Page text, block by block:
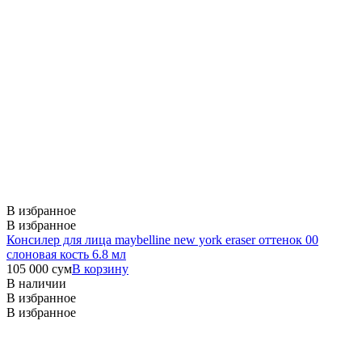
В избранное
В избранное
Консилер для лица maybelline new york eraser оттенок 00
слоновая кость 6.8 мл
105 000 сумВ корзину
В наличии
В избранное
В избранное